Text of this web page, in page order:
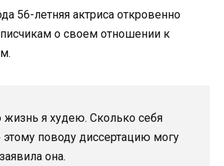
56-летняя актриса откровенно
о своем отношении к
я худею. Сколько себя
поводу диссертацию могу
она.